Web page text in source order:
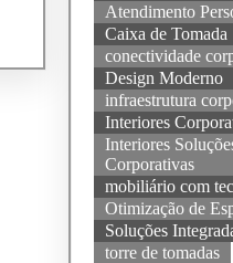
Atendimento
Caixa de Tomada
conectividade
Design Moderno
infraestrutura
Interiores
Interiores
Corporativas
mobiliário com
Otimização de
Soluções
torre de tomadas